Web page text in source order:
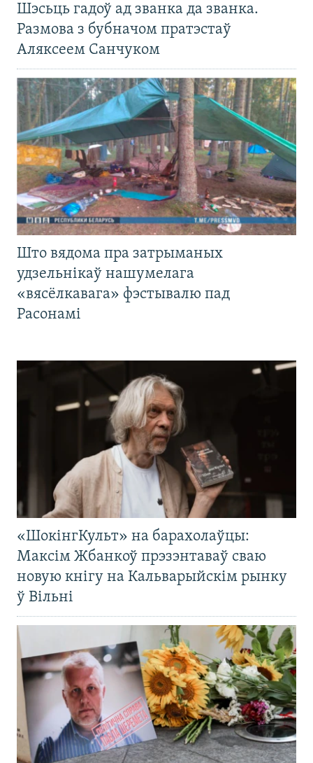
Шэсьць гадоў ад званка да званка.
Размова з бубначом пратэстаў
Аляксеем Санчуком
Што вядома пра затрыманых
удзельнікаў нашумелага
«вясёлкавага» фэстывалю пад
Расонамі
«ШокінгКульт» на барахолаўцы:
Максім Жбанкоў прэзэнтаваў сваю
новую кнігу на Кальварыйскім рынку
ў Вільні